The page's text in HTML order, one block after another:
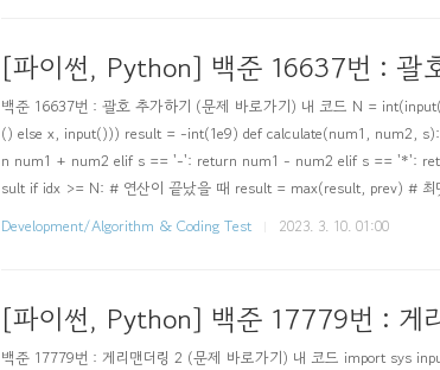
[파이썬, Python] 백준 16637번 : 괄
백준 16637번 : 괄호 추가하기 (문제 바로가기) 내 코드 N =
() else x, input())) result = -int(1e9) def calculate(num1, num2,
n num1 + num2 elif s == '-': return num1 - num2 elif s == '*':
sult if idx >= N: # 연산이 끝났을 때 result = max(result, prev) #
Development/Algorithm & Coding Test
2023. 3. 10. 01:00
[파이썬, Python] 백준 17779번 : 게
백준 17779번 : 게리맨더링 2 (문제 바로가기) 내 코드 import sys